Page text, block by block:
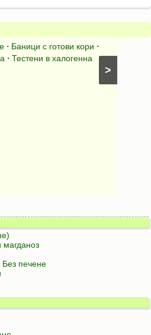
>
⋅ Баници с готови кори ⋅
⋅ Тестени в халогенна
за
магданоз
печене